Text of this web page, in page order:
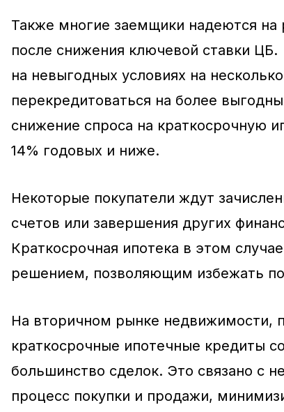
Также многие заемщики надеются на
после снижения ключевой ставки
на невыгодных условиях на
перекредитоваться на более
снижение спроса на краткосрочную
14% годовых и ниже.
Некоторые покупатели ждут
счетов или завершения других
Краткосрочная ипотека в этом
решением, позволяющим избежать
На вторичном рынке недвижимости,
краткосрочные ипотечные кредиты
большинство сделок. Это связано с
процесс покупки и продажи,